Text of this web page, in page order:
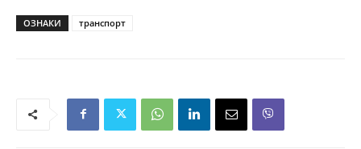
ОЗНАКИ транспорт